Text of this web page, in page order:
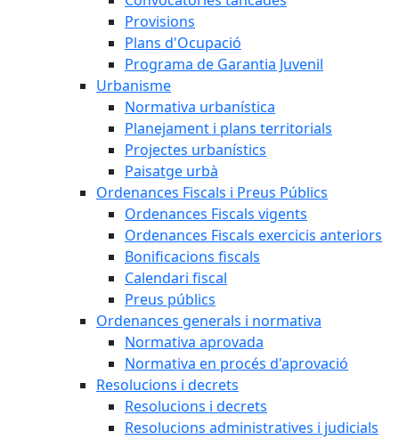
Provisions
Plans d'Ocupació
Programa de Garantia Juvenil
Urbanisme
Normativa urbanística
Planejament i plans territorials
Projectes urbanístics
Paisatge urbà
Ordenances Fiscals i Preus Públics
Ordenances Fiscals vigents
Ordenances Fiscals exercicis anteriors
Bonificacions fiscals
Calendari fiscal
Preus públics
Ordenances generals i normativa
Normativa aprovada
Normativa en procés d'aprovació
Resolucions i decrets
Resolucions i decrets
Resolucions administratives i judicials